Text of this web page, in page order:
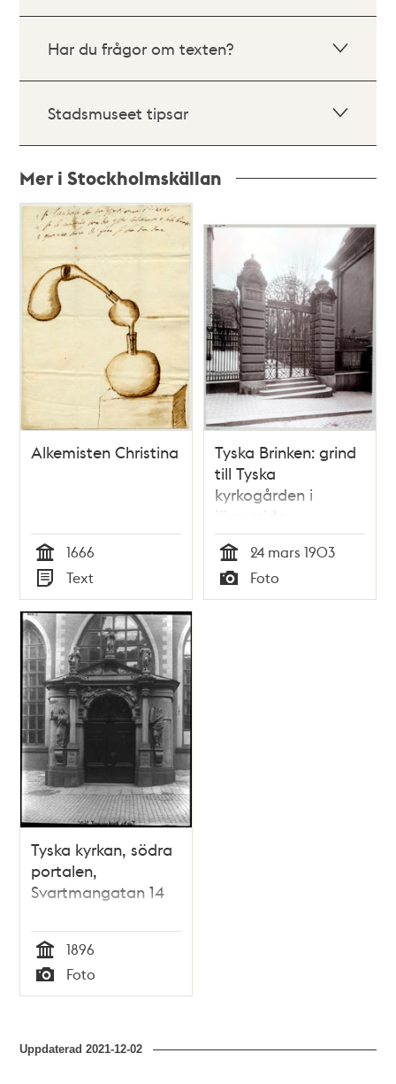
Har du frågor om texten?
Stadsmuseet tipsar
Mer i Stockholmskällan
Relaterade
poster
teman
Alkemisten Christina
Tid
1666
Typ
Text
Tyska Brinken: grind
till Tyska
kyrkogården i
järnsmide
Tid
24 mars 1903
Typ
Foto
Tyska kyrkan, södra
portalen,
Svartmangatan 14
Tid
1896
Typ
Foto
Uppdaterad2021-12-02